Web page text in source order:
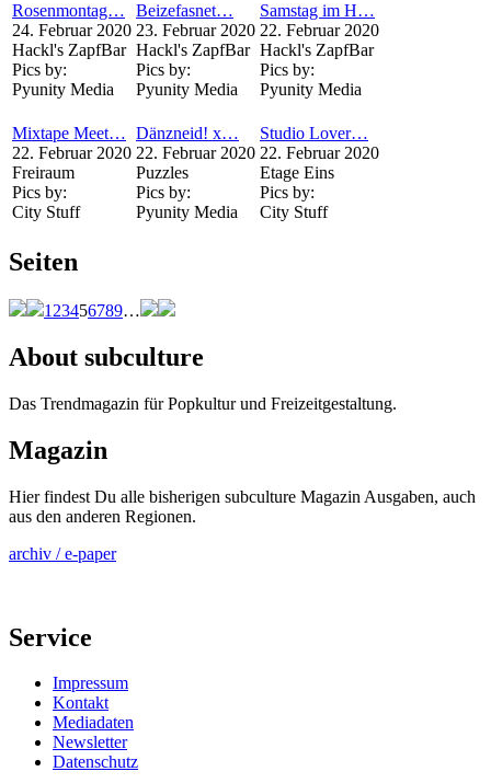
Rosenmontag…
24. Februar 2020
Hackl's ZapfBar
Pics by:
Pyunity Media
Beizefasnet…
23. Februar 2020
Hackl's ZapfBar
Pics by:
Pyunity Media
Samstag im H…
22. Februar 2020
Hackl's ZapfBar
Pics by:
Pyunity Media
Mixtape Meet…
22. Februar 2020
Freiraum
Pics by:
City Stuff
Dänzneid! x…
22. Februar 2020
Puzzles
Pics by:
Pyunity Media
Studio Lover…
22. Februar 2020
Etage Eins
Pics by:
City Stuff
Seiten
1 23456789…
About subculture
Das Trendmagazin für Popkultur und Freizeitgestaltung.
Magazin
Hier findest Du alle bisherigen subculture Magazin Ausgaben, auch
aus den anderen Regionen.
archiv / e-paper
Service
Impressum
Kontakt
Mediadaten
Newsletter
Datenschutz